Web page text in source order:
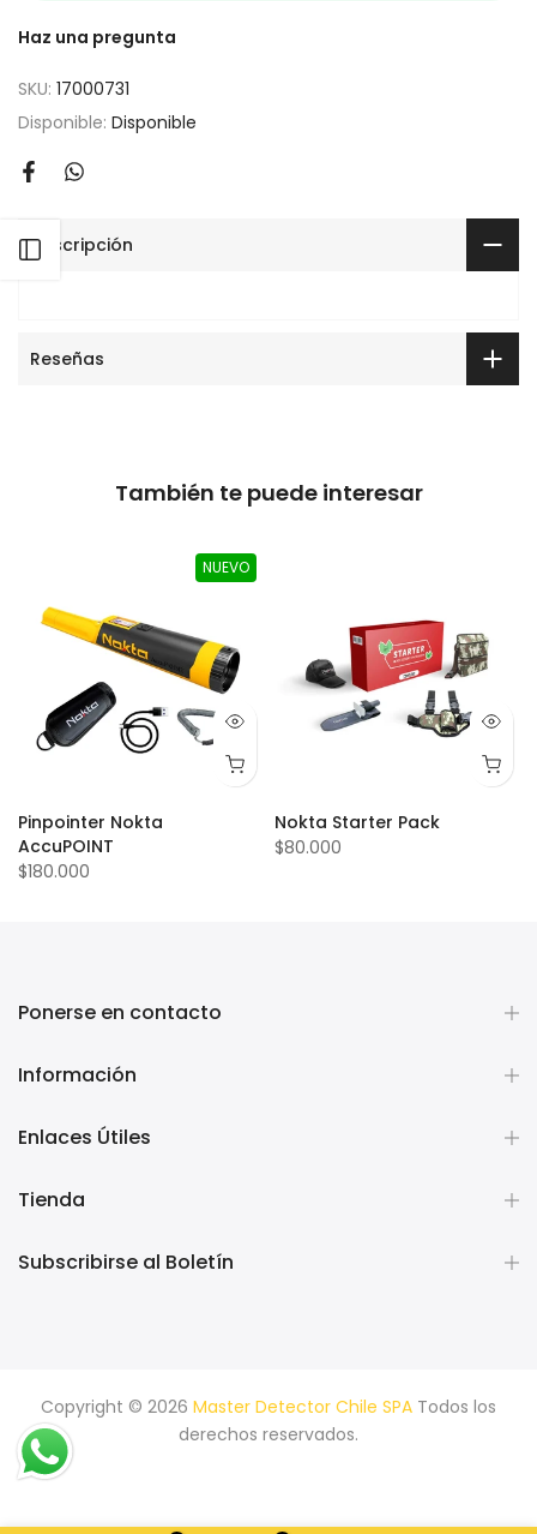
Haz una pregunta
SKU: 17000731
Disponible: Disponible
Descripción
Reseñas
Desplegar Menu
También te puede interesar
NUEVO
Pinpointer Nokta
AccuPOINT
$180.000
Nokta Starter Pack
$80.000
Ponerse en contacto
Información
Enlaces Útiles
Tienda
Subscribirse al Boletín
Copyright © 2026 Master Detector Chile SPA Todos los
derechos reservados.